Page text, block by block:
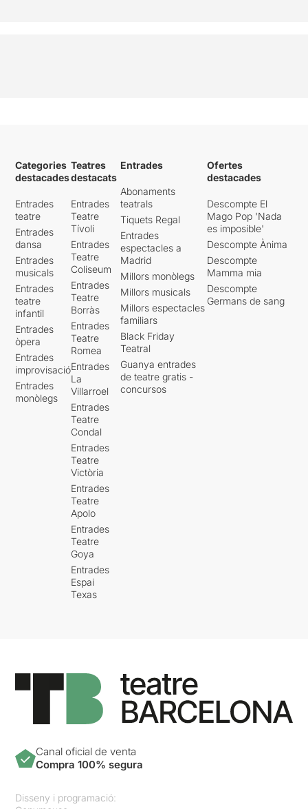
Categories
destacades
Entrades
teatre
Entrades
dansa
Entrades
musicals
Entrades
teatre
infantil
Entrades
òpera
Entrades
improvisació
Entrades
monòlegs
Teatres
destacats
Entrades
Teatre
Tívoli
Entrades
Teatre
Coliseum
Entrades
Teatre
Borràs
Entrades
Teatre
Romea
Entrades
La
Villarroel
Entrades
Teatre
Condal
Entrades
Teatre
Victòria
Entrades
Teatre
Apolo
Entrades
Teatre
Goya
Entrades
Espai
Texas
Entrades
Abonaments
teatrals
Tiquets Regal
Entrades
espectacles a
Madrid
Millors monòlegs
Millors musicals
Millors espectacles
familiars
Black Friday
Teatral
Guanya entrades
de teatre gratis -
concursos
Ofertes
destacades
Descompte El
Mago Pop 'Nada
es imposible'
Descompte Ànima
Descompte
Mamma mia
Descompte
Germans de sang
Canal oficial de venta
Compra 100% segura
Disseny i programació: